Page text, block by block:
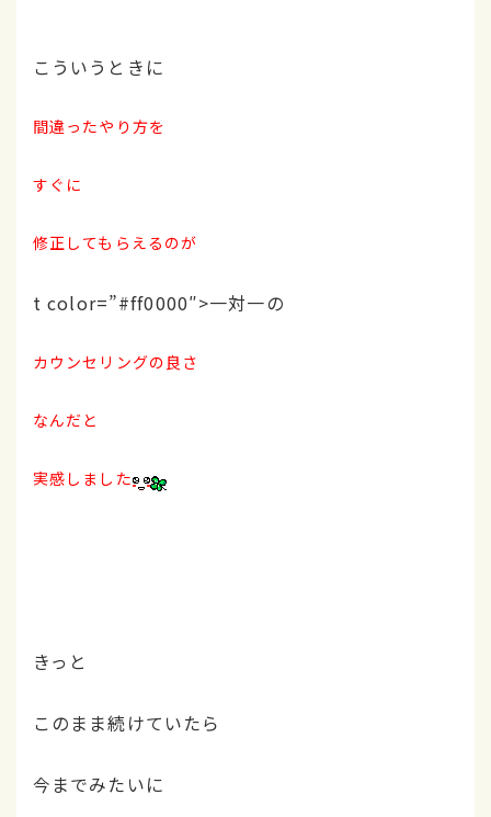
こういうときに
間違ったやり方を
すぐに
修正してもらえるのが
t color=”#ff0000″>一対一の
カウンセリングの良さ
なんだと
実感しました
きっと
このまま続けていたら
今までみたいに